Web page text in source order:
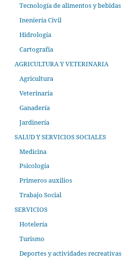
Tecnología de alimentos y bebidas
Ineniería Civil
Hidrología
Cartografía
AGRICULTURA Y VETERINARIA
Agricultura
Veterinaria
Ganadería
Jardinería
SALUD Y SERVICIOS SOCIALES
Medicina
Psicología
Primeros auxilios
Trabajo Social
SERVICIOS
Hotelería
Turismo
Deportes y actividades recreativas